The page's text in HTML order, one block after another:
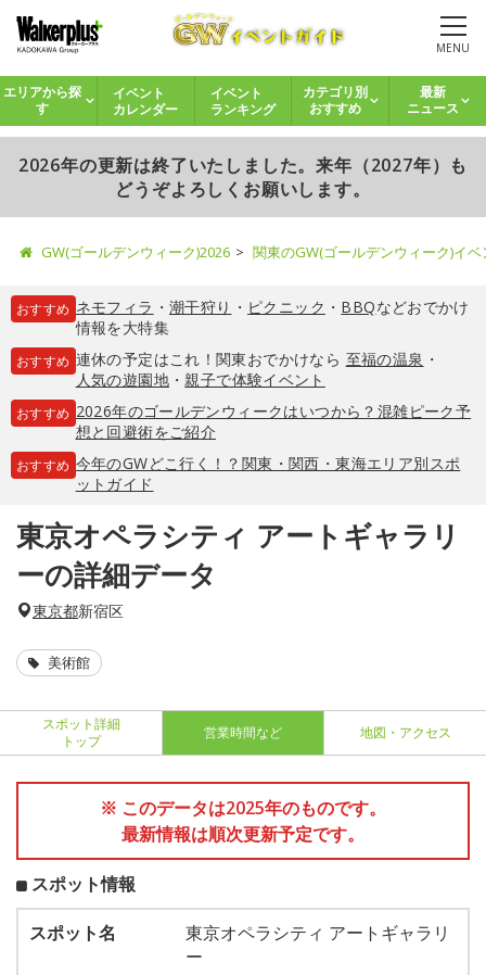
MENU
エリアから探
す
イベント
カレンダー
イベント
ランキング
カテゴリ別
おすすめ
最新
ニュース
2026年の更新は終了いたしました。来年（2027年）も
どうぞよろしくお願いします。
GW(ゴールデンウィーク)2026 関東のGW(ゴールデンウィーク)イ
おすすめ ネモフィラ ・ 潮干狩り ・ ピクニック ・ BBQなどおでかけ
情報を大特集
おすすめ 連休の予定はこれ！関東おでかけなら 至福の温泉 ・
人気の遊園地・親子で体験イベント
おすすめ 2026年のゴールデンウィークはいつから？混雑ピーク予
想と回避術をご紹介
おすすめ 今年のGWどこ行く！？関東・関西・東海エリア別スポ
ットガイド
東京オペラシティ アートギャラリ
ーの詳細データ
東京都新宿区
美術館
スポット詳細
トップ
営業時間など 地図・アクセス
※ このデータは2025年のものです。
最新情報は順次更新予定です。
スポット情報
スポット名
東京オペラシティ アートギャラリ
ー